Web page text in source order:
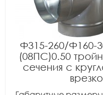
Ф315-260/Ф160-
(08ПС)0.50
сечения с